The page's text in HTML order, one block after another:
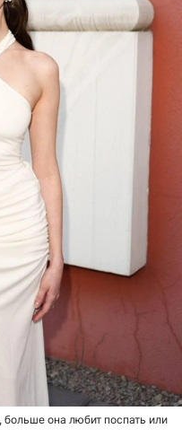
она любит поспать или